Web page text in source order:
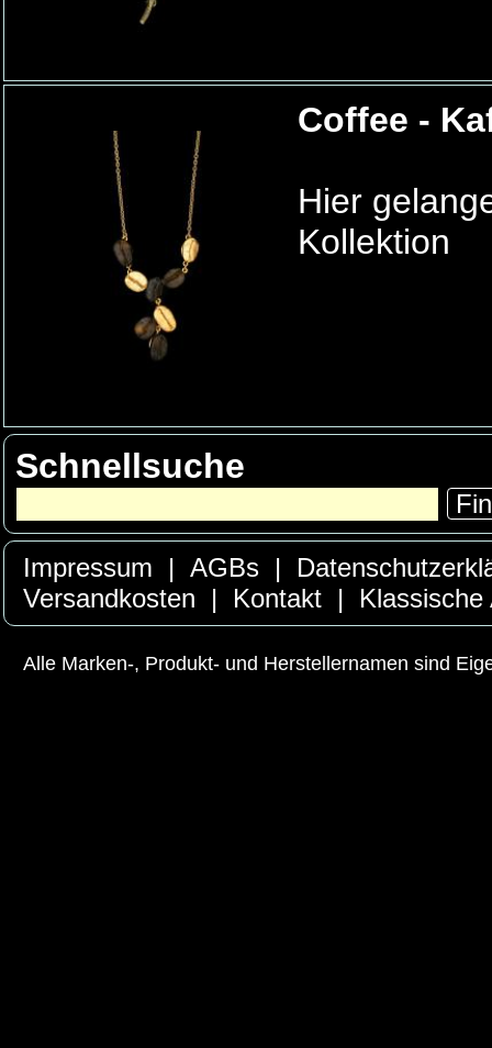
Coffee -
Hier
Kollektion
Schnellsuche
Impressum | AGBs |
Versandkosten
| Kontakt |
Alle Marken-, Produkt- und Herstellernamen sind